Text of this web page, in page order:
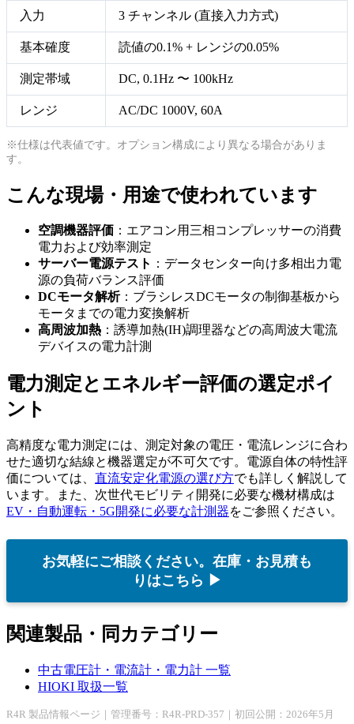
入力 3 チャンネル (直接入力方式)
基本確度 読値の0.1% + レンジの0.05%
測定帯域 DC, 0.1Hz 〜 100kHz
レンジ AC/DC 1000V, 60A
※仕様は代表値です。オプション構成により異なる場合がありま
す。
こんな現場・用途で使われています
空調機器評価 ：エアコン用三相コンプレッサーの消費
電力および効率測定
サーバー電源テスト ：データセンター向け多相出力電
源の負荷バランス評価
DCモータ解析：ブラシレスDCモータの制御基板から
モータまでの電力変換解析
高周波加熱 ：誘導加熱(IH)調理器などの高周波大電流
デバイスの電力計測
電力測定とエネルギー評価の選定ポイ
ント
高精度な電力測定には、測定対象の電圧・電流レンジに合わ
せた適切な結線と機器選定が不可欠です。電源自体の特性評
価については、 直流安定化電源の選び方でも詳しく解説して
います。また、次世代モビリティ開発に必要な機材構成は
EV・自動運転・5G開発に必要な計測器をご参照ください。
お気軽にご相談ください。在庫・お見積も
りはこちら ▶
関連製品・同カテゴリー
中古電圧計・電流計・電力計 一覧
HIOKI 取扱一覧
R4R 製品情報ページ｜管理番号：R4R-PRD-357｜初回公開：2026年5月